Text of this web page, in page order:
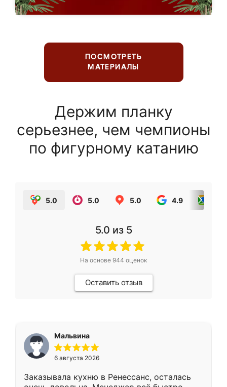
ПОСМОТРЕТЬ
МАТЕРИАЛЫ
Держим планку
серьезнее, чем чемпионы
по фигурному катанию
5.0 5.0 5.0 4.9
5.0 из 5
На основе 944 оценок
Оставить отзыв
Мальвина
6 августа 2026
Заказывала кухню в Ренессанс, осталась